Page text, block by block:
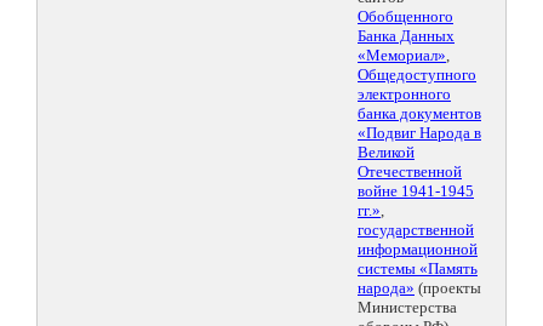
Обобщенного
Банка Данных
«Мемориал»,
Общедоступного
электронного
банка документов
«Подвиг Народа в
Великой
Отечественной
войне 1941-1945
гг.»,
государственной
информационной
системы «Память
народа» (проекты
Министерства